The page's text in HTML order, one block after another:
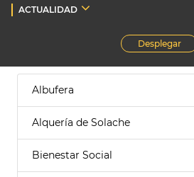
ACTUALIDAD
Desplegar
Albufera
Alquería de Solache
Bienestar Social